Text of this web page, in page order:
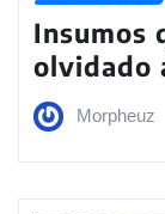
Insumos
olvidado
Morpheuz